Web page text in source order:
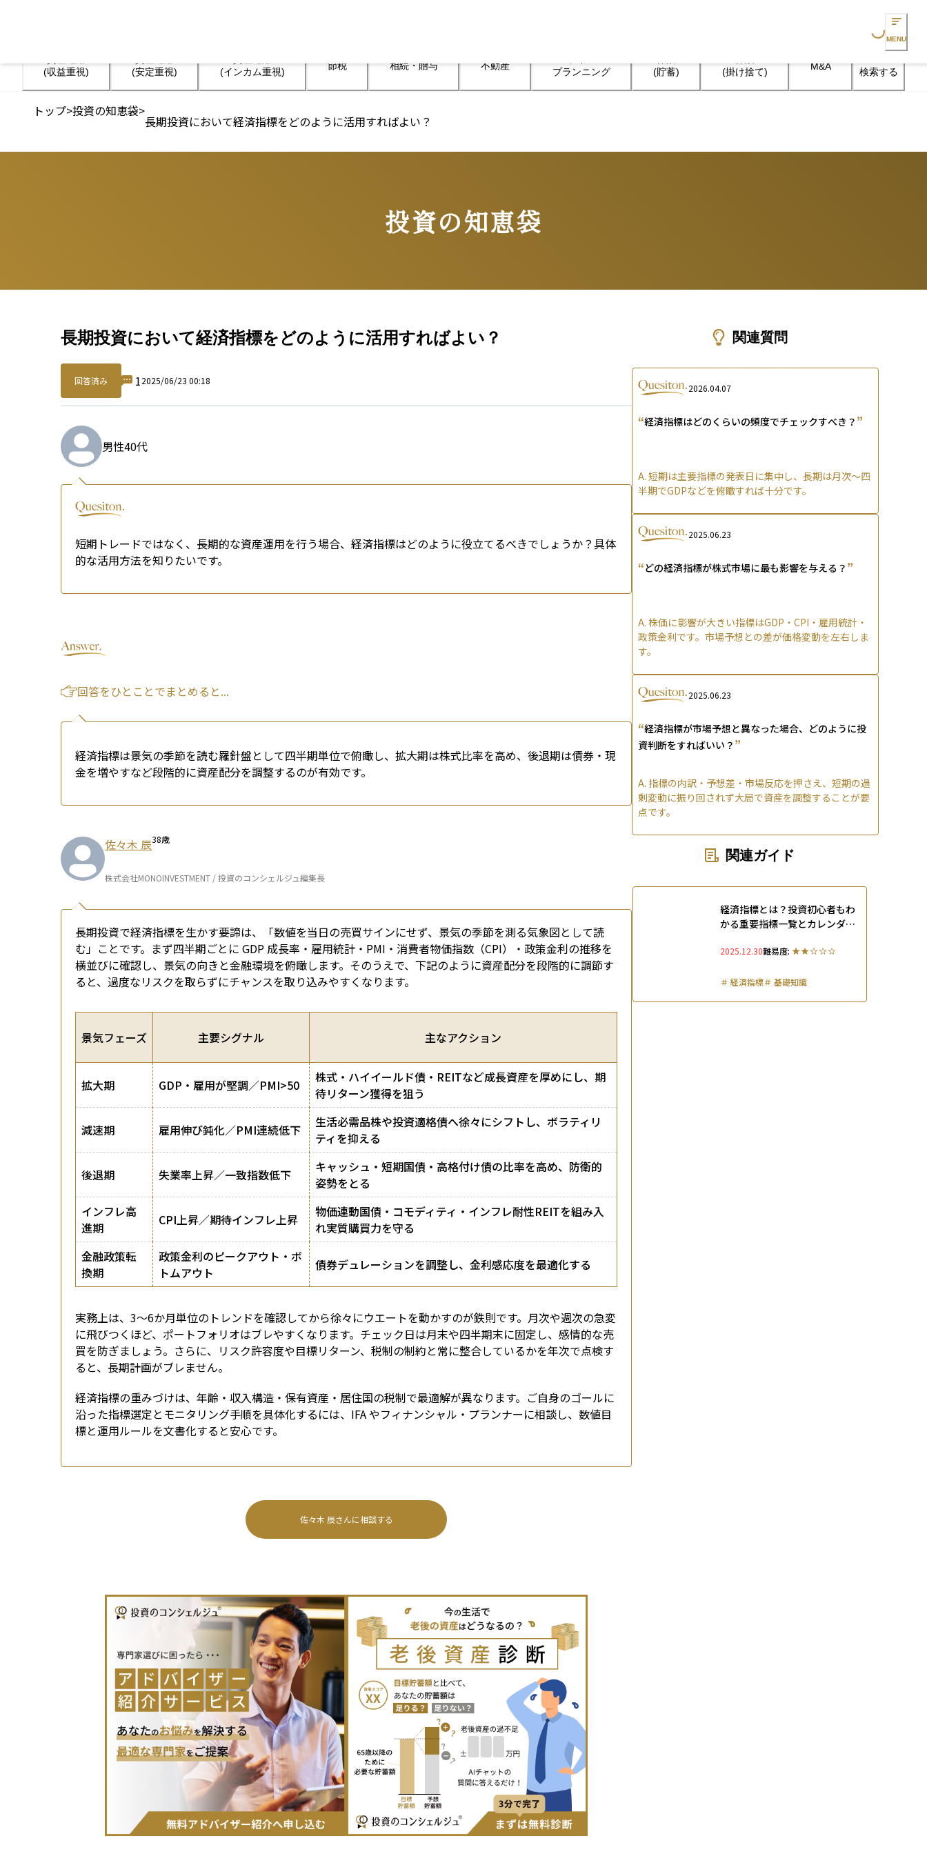
Loading... MENU
(収益重視)
(安定重視)
(インカム重視)
節税 相続・贈与 不動産
プランニング
(貯蓄)
(掛け捨て)
M&A 検索する
トップ>投資の知恵袋>
長期投資において経済指標をどのように活用すればよい？
投資の知恵袋
Questions
長期投資において経済指標をどのように活用すればよい？
回答済み 12025/06/23 00:18
男性40代
短期トレードではなく、長期的な資産運用を行う場合、経済指標はどのように役立てるべきでしょうか？具体
的な活用方法を知りたいです。
回答をひとことでまとめると...
経済指標は景気の季節を読む羅針盤として四半期単位で俯瞰し、拡大期は株式比率を高め、後退期は債券・現
金を増やすなど段階的に資産配分を調整するのが有効です。
佐々木 辰38歳
株式会社MONOINVESTMENT / 投資のコンシェルジュ編集長
長期投資で経済指標を生かす要諦は、「数値を当日の売買サインにせず、景気の季節を測る気象図として読
む」ことです。まず四半期ごとに GDP 成長率・雇用統計・PMI・消費者物価指数（CPI）・政策金利の推移を
横並びに確認し、景気の向きと金融環境を俯瞰します。そのうえで、下記のように資産配分を段階的に調節す
ると、過度なリスクを取らずにチャンスを取り込みやすくなります。
景気フェーズ 主要シグナル 主なアクション
拡大期 GDP・雇用が堅調／PMI>50
株式・ハイイールド債・REITなど成長資産を厚めにし、期
待リターン獲得を狙う
減速期 雇用伸び鈍化／PMI連続低下
生活必需品株や投資適格債へ徐々にシフトし、ボラティリ
ティを抑える
後退期 失業率上昇／一致指数低下
キャッシュ・短期国債・高格付け債の比率を高め、防衛的
姿勢をとる
インフレ高
進期
CPI上昇／期待インフレ上昇
物価連動国債・コモディティ・インフレ耐性REITを組み入
れ実質購買力を守る
金融政策転
換期
政策金利のピークアウト・ボ
トムアウト
債券デュレーションを調整し、金利感応度を最適化する
実務上は、3〜6か月単位のトレンドを確認してから徐々にウエートを動かすのが鉄則です。月次や週次の急変
に飛びつくほど、ポートフォリオはブレやすくなります。チェック日は月末や四半期末に固定し、感情的な売
買を防ぎましょう。さらに、リスク許容度や目標リターン、税制の制約と常に整合しているかを年次で点検す
ると、長期計画がブレません。
経済指標の重みづけは、年齢・収入構造・保有資産・居住国の税制で最適解が異なります。ご自身のゴールに
沿った指標選定とモニタリング手順を具体化するには、IFA やフィナンシャル・プランナーに相談し、数値目
標と運用ルールを文書化すると安心です。
佐々木 辰さんに相談する
関連質問
2026.04.07
“経済指標はどのくらいの頻度でチェックすべき？ ”
A. 短期は主要指標の発表日に集中し、長期は月次〜四
半期でGDPなどを俯瞰すれば十分です。
2025.06.23
“どの経済指標が株式市場に最も影響を与える？ ”
A. 株価に影響が大きい指標はGDP・CPI・雇用統計・
政策金利です。市場予想との差が価格変動を左右しま
す。
2025.06.23
“経済指標が市場予想と異なった場合、どのように投
資判断をすればいい？ ”
A. 指標の内訳・予想差・市場反応を押さえ、短期の過
剰変動に振り回されず大局で資産を調整することが要
点です。
関連ガイド
経済指標とは？投資初心者もわ
かる重要指標一覧とカレンダー
2025.12.30難易度:
＃経済指標＃基礎知識